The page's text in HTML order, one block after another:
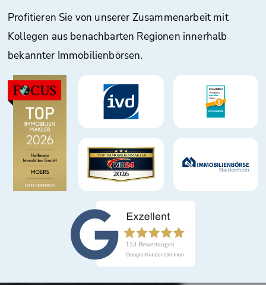
Profitieren Sie von unserer Zusammenarbeit mit
Kollegen aus benachbarten Regionen innerhalb
bekannter Immobilienbörsen.